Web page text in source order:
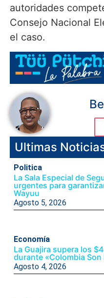
autoridades
Consejo Nacional
el caso.
Ultimas
Politica
La Sala Especial de
urgentes para
Wayuu
Agosto 5, 2026
Economía
La Guajira supera los
durante «Colombia Son
Agosto 4, 2026